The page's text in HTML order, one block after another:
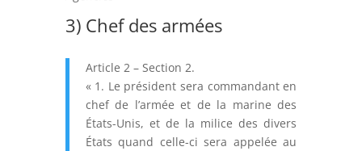
3) Chef des armées
Article 2 – Section 2.
« 1. Le président sera commandant en
chef de l’armée et de la marine des
États-Unis, et de la milice des divers
États quand celle-ci sera appelée au